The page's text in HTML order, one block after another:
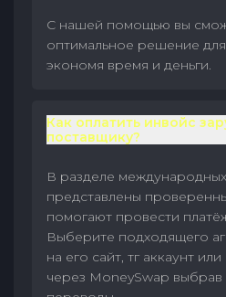
С нашей помощью вы
оптимальное решение
экономя время и деньги.
Как оплатить инвойс
поставщику?
В разделе
представлены
помогают провести
Выберите подходящего
на его сайт, тг аккаунт или
через MoneySwap выбрав